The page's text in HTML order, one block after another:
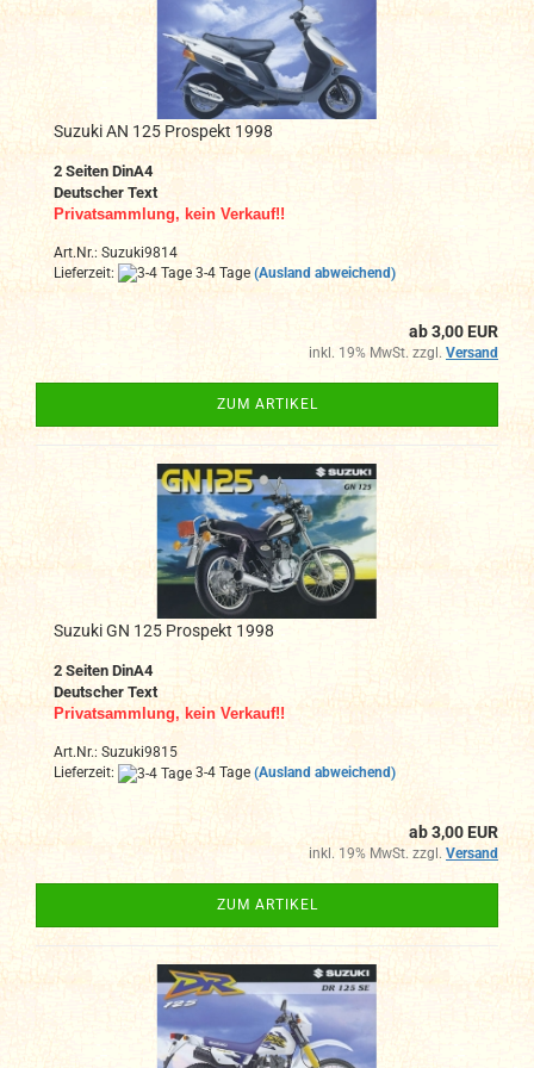
Suzuki AN 125 Prospekt 1998
2 Seiten DinA4
Deutscher Text
Privatsammlung, kein Verkauf!!
Art.Nr.: Suzuki9814
Lieferzeit:
3-4 Tage (Ausland abweichend)
ab 3,00 EUR
inkl. 19% MwSt. zzgl. Versand
ZUM ARTIKEL
Suzuki GN 125 Prospekt 1998
2 Seiten DinA4
Deutscher Text
Privatsammlung, kein Verkauf!!
Art.Nr.: Suzuki9815
Lieferzeit:
3-4 Tage (Ausland abweichend)
ab 3,00 EUR
inkl. 19% MwSt. zzgl. Versand
ZUM ARTIKEL